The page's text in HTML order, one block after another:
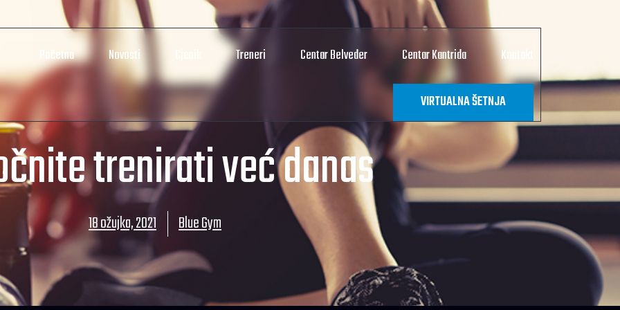
Početna Novosti Treneri Centar Belveder Centar Kantrida Kontakt
VIRTUALNA ŠETNJA
trenirati već danas
18 ožujka, 2021 Blue Gym